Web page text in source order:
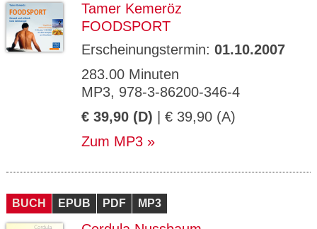
Tamer Kemeröz
FOODSPORT
Erscheinungstermin: 01.10.2007
283.00 Minuten
MP3, 978-3-86200-346-4
€ 39,90 (D) | € 39,90 (A)
Zum MP3
BUCH EPUB PDF MP3